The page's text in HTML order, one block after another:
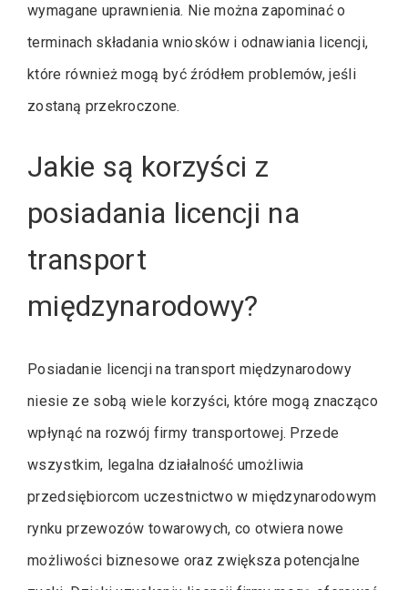
wymagane uprawnienia. Nie można zapominać o
terminach składania wniosków i odnawiania licencji,
które również mogą być źródłem problemów, jeśli
zostaną przekroczone.
Jakie są korzyści z
posiadania licencji na
transport
międzynarodowy?
Posiadanie licencji na transport międzynarodowy
niesie ze sobą wiele korzyści, które mogą znacząco
wpłynąć na rozwój firmy transportowej. Przede
wszystkim, legalna działalność umożliwia
przedsiębiorcom uczestnictwo w międzynarodowym
rynku przewozów towarowych, co otwiera nowe
możliwości biznesowe oraz zwiększa potencjalne